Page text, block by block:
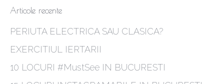
Articole recente
PERIUTA ELECTRICA SAU CLASICA?
EXERCITIUL IERTARII
10 LOCURI #MustSee IN BUCURESTI